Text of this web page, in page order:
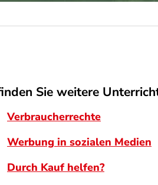
Sie weitere
Verbraucherrechte
Werbung in sozialen Medien
Durch Kauf helfen?